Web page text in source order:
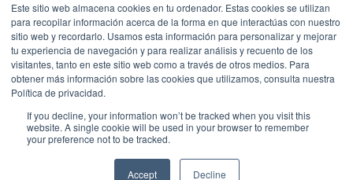
Este sitio web almacena cookies en tu ordenador. Estas cookies se utilizan
para recopilar información acerca de la forma en que interactúas con nuestro
sitio web y recordarlo. Usamos esta información para personalizar y mejorar
tu experiencia de navegación y para realizar análisis y recuento de los
visitantes, tanto en este sitio web como a través de otros medios. Para
obtener más información sobre las cookies que utilizamos, consulta nuestra
Política de privacidad.
If you decline, your information won’t be tracked when you visit this
website. A single cookie will be used in your browser to remember
your preference not to be tracked.
Accept Decline
Buenaventura
Carrera 55A # 6 – 119
PBX: (602) 317 437 4888
Lun – Vie 7:30 a.m. – 5:00 p.m.
NUESTRAS REDES
ESCRÍBENOS
atencionalusuario@ciegosysordos.org.co